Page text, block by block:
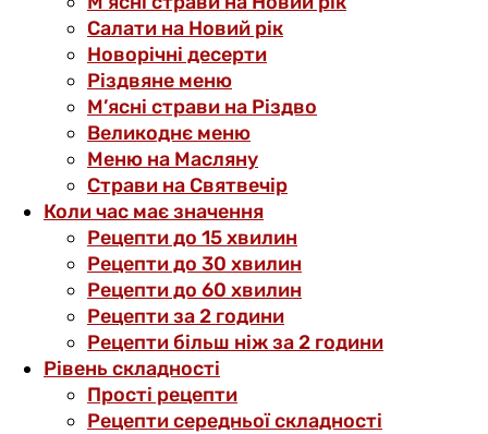
Салати на Новий рік
Новорічні десерти
Різдвяне меню
М’ясні страви на Різдво
Великоднє меню
Меню на Масляну
Страви на Святвечір
Коли час має значення
Рецепти до 15 хвилин
Рецепти до 30 хвилин
Рецепти до 60 хвилин
Рецепти за 2 години
Рецепти більш ніж за 2 години
Рівень складності
Прості рецепти
Рецепти середньої складності